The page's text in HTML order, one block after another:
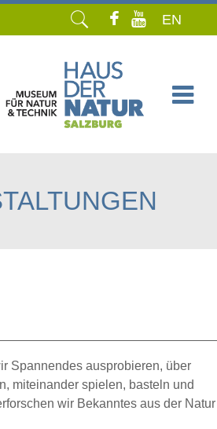
EN
Spannendes ausprobieren, über
miteinander spielen, basteln und
wir Bekanntes aus der Natur